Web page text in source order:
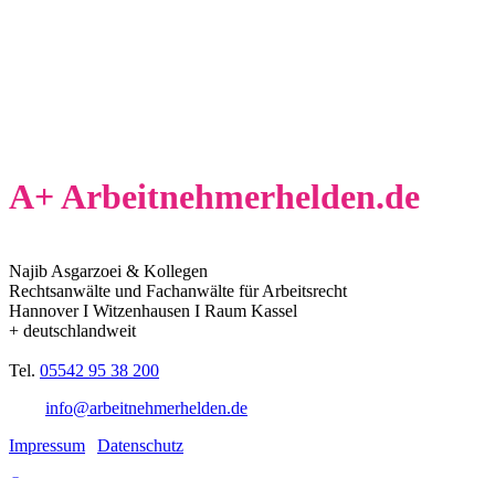
A+ Arbeitnehmerhelden.de
Najib Asgarzoei & Kollegen
Rechtsanwälte und Fachanwälte für Arbeitsrecht
Hannover I Witzenhausen I Raum Kassel
+ deutschlandweit
Tel. 05542 95 38 200
info@arbeitnehmerhelden.de
Impressum
Datenschutz